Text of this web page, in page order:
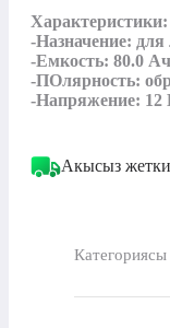
Характеристики:
-Назначение:
-Емкость: 80.0
-ПОлярность:
-Напряжение: 12
Акысыз
Категориясы